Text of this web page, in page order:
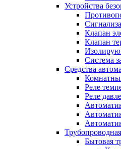
Устройства
Клапан
Клапан
Система
Средства
Реле
Реле
Бытовая